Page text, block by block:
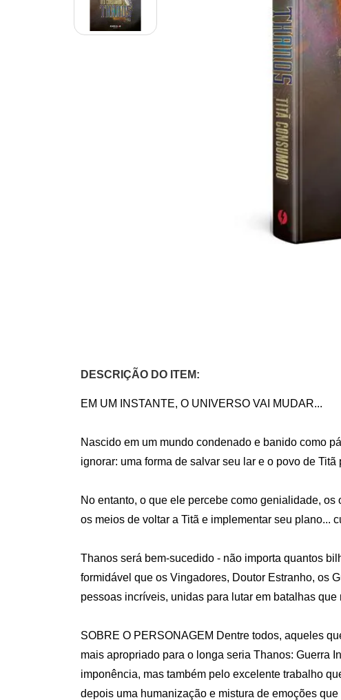
DESCRIÇÃO DO ITEM:
EM UM INSTANTE, O UNIVERSO VAI MUDAR...
Nascido em um mundo condenado e banido como
ignorar: uma forma de salvar seu lar e o povo de
No entanto, o que ele percebe como genialidade,
os meios de voltar a Titã e implementar seu plano...
Thanos será bem-sucedido - não importa quantos
formidável que os Vingadores, Doutor Estranho, os
pessoas incríveis, unidas para lutar em batalhas
SOBRE O PERSONAGEM Dentre todos, aqueles
mais apropriado para o longa seria Thanos: Guerra
imponência, mas também pelo excelente trabalho
depois uma humanização e mistura de emoções